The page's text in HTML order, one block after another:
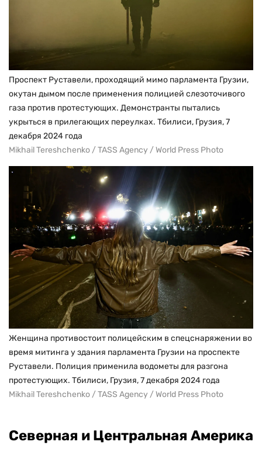
Проспект Руставели, проходящий мимо парламента Грузии,
окутан дымом после применения полицией слезоточивого
газа против протестующих. Демонстранты пытались
укрыться в прилегающих переулках. Тбилиси, Грузия, 7
декабря 2024 года
Mikhail Tereshchenko / TASS Agency / World Press Photo
Женщина противостоит полицейским в спецснаряжении во
время митинга у здания парламента Грузии на проспекте
Руставели. Полиция применила водометы для разгона
протестующих. Тбилиси, Грузия, 7 декабря 2024 года
Mikhail Tereshchenko / TASS Agency / World Press Photo
Северная и Центральная Америка